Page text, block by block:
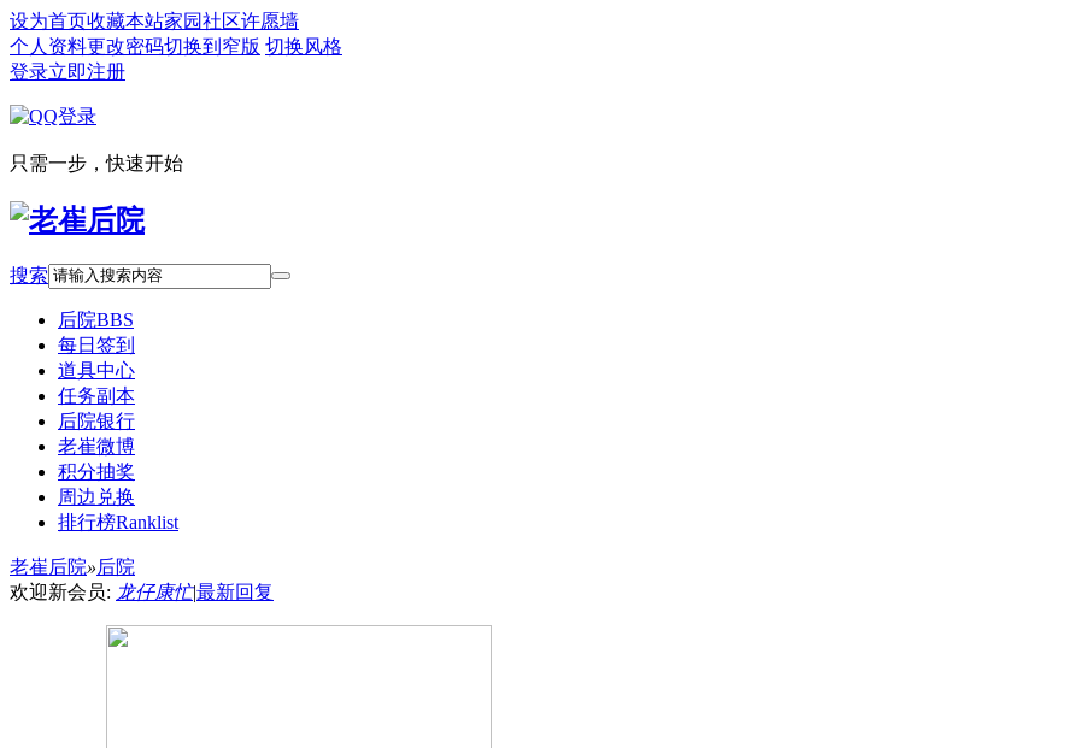
设为首页收藏本站家园社区许愿墙
个人资料更改密码切换到窄版 切换风格
登录立即注册
只需一步，快速开始
搜索
后院BBS
每日签到
道具中心
任务副本
后院银行
老崔微博
积分抽奖
周边兑换
排行榜Ranklist
老崔后院»后院
欢迎新会员: 龙仔康忙|最新回复